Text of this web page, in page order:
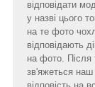
відповідати
у назві цього
на те фото
відповідають
на фото.
зв'яжеться наш